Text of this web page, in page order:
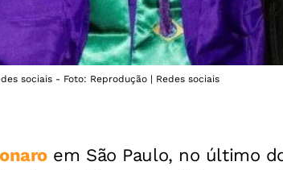
sociais - Foto: Reprodução | Redes sociais
em São Paulo, no último